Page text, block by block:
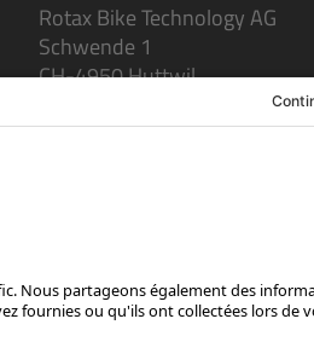
Rotax Bike Technology AG
Schwende 1
CH-4950 Huttwil